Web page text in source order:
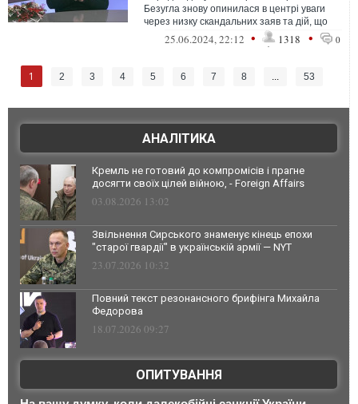
Безугла знову опинилася в центрі уваги
через низку скандальних заяв та дій, що
викликають занепокоєння серед українс...
25.06.2024, 22:12 • 1318 • 0
1 2 3 4 5 6 7 8 ... 53
АНАЛІТИКА
Кремль не готовий до компромісів і прагне
досягти своїх цілей війною, - Foreign Affairs
03.08.2026 13:02
Звільнення Сирського знаменує кінець епохи
"старої гвардії" в українській армії — NYT
23.07.2026 10:32
Повний текст резонансного брифінга Михайла
Федорова
18.07.2026 09:27
ОПИТУВАННЯ